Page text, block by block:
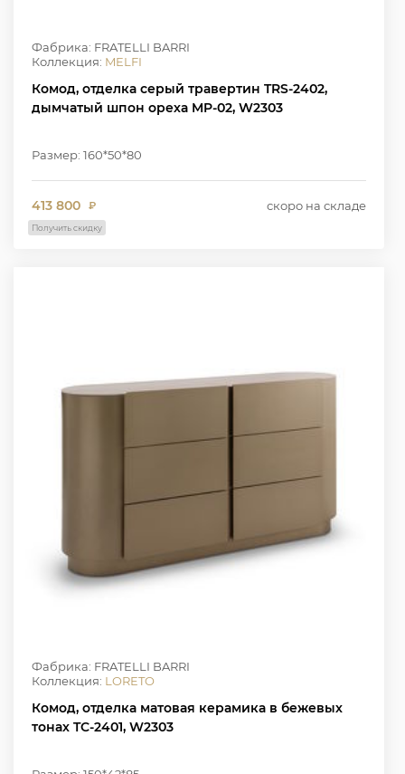
Фабрика: FRATELLI BARRI
Коллекция: MELFI
Комод, отделка серый травертин TRS-2402,
дымчатый шпон ореха MP-02, W2303
Размер: 160*50*80
413 800 ₽ скоро на складе
Получить скидку
Фабрика: FRATELLI BARRI
Коллекция: LORETO
Комод, отделка матовая керамика в бежевых
тонах TC-2401, W2303